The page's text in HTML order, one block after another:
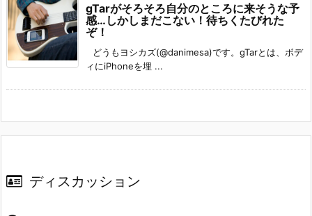
gTarがそろそろ自分のところに来そうな予
感…しかしまだこない！待ちくたびれた
ぞ！
どうもヨシカズ(@danimesa)です。gTarとは、ボデ
ィにiPhoneを埋 ...
ディスカッション